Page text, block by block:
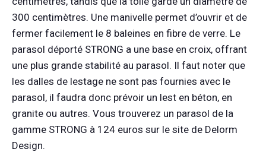
300 centimètres. Une manivelle permet d’ouvrir et de
fermer facilement le 8 baleines en fibre de verre. Le
parasol déporté STRONG a une base en croix, offrant
une plus grande stabilité au parasol. Il faut noter que
les dalles de lestage ne sont pas fournies avec le
parasol, il faudra donc prévoir un lest en béton, en
granite ou autres. Vous trouverez un parasol de la
gamme STRONG à 124 euros sur le site de Delorm
Design.